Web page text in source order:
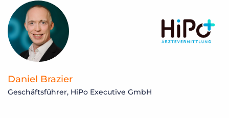
Daniel Brazier
Geschäftsführer, HiPo Executive GmbH